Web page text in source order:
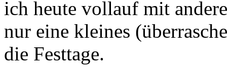
ich heute vollauf mit
nur eine kleines
die Festtage.